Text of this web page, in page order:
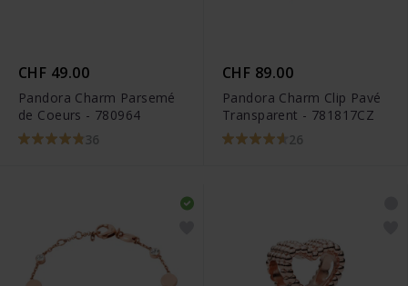
CHF 49.00
Pandora Charm Parsemé
de Coeurs - 780964
36
CHF 89.00
Pandora Charm Clip Pavé
Transparent - 781817CZ
26